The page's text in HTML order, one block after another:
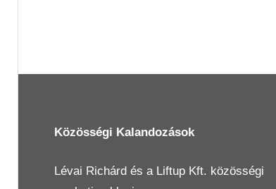
Közösségi Kalandozások
Lévai Richárdés a Liftup Kft. közösségi